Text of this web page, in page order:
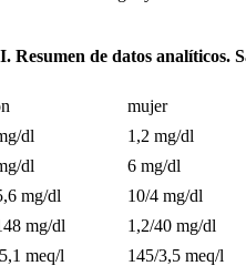
Resumen de datos analíticos.
mujer
dl
1,2 mg/dl
dl
6 mg/dl
mg/dl
10/4 mg/dl
mg/dl
1,2/40 mg/dl
meq/l
145/3,5 meq/l